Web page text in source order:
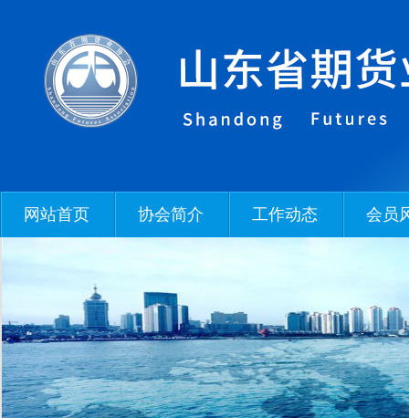
网站首页 协会简介 工作动态 会员